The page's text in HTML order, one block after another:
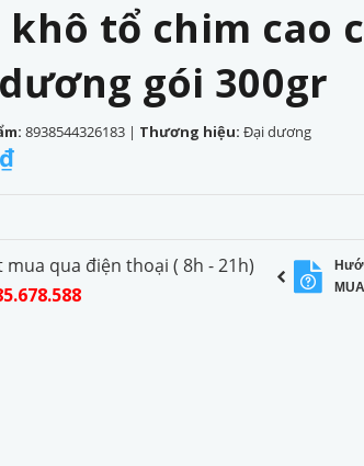
khô tổ chim cao
gói 300gr
8938544326183 | Thương hiệu: Đại dương
mua qua điện thoại ( 8h - 21h)